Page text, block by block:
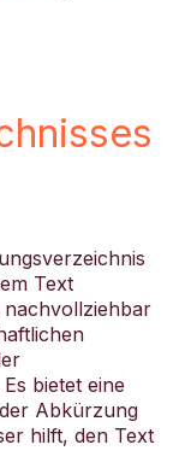
Text
bietet eine
Abkürzung
hilft, den Text